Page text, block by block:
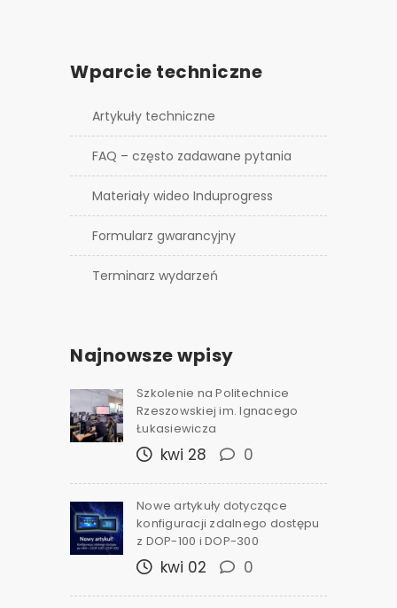
Wparcie techniczne
Artykuły techniczne
FAQ – często zadawane pytania
Materiały wideo Induprogress
Formularz gwarancyjny
Terminarz wydarzeń
Najnowsze wpisy
Szkolenie na Politechnice
Rzeszowskiej im. Ignacego
Łukasiewicza
kwi 28 0
Nowe artykuły dotyczące
konfiguracji zdalnego dostępu
z DOP-100 i DOP-300
kwi 02 0